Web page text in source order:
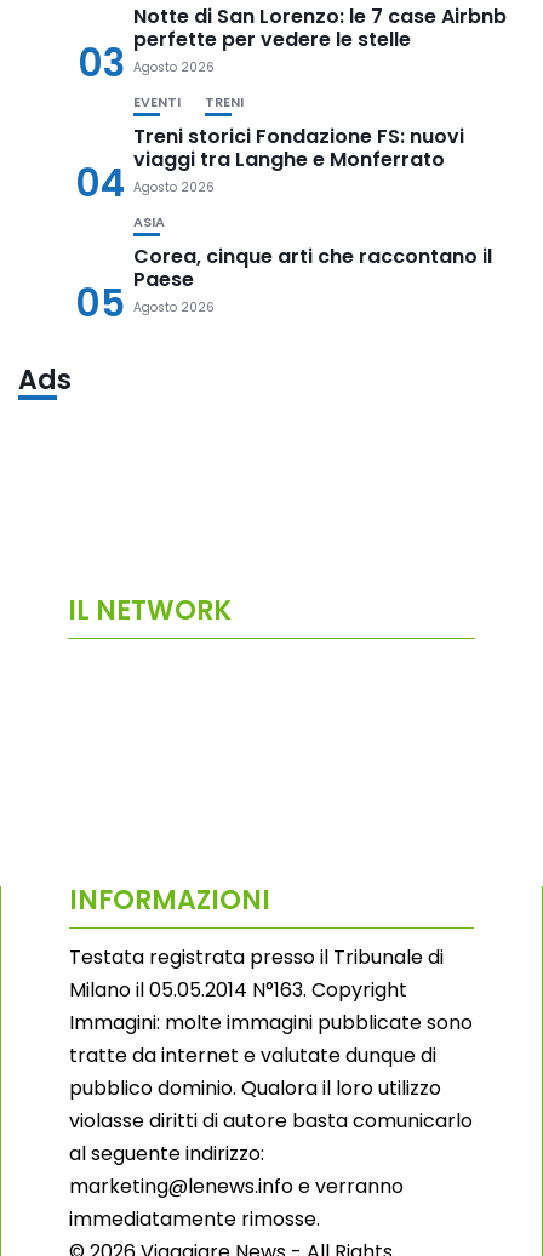
03
Notte di San Lorenzo: le 7 case Airbnb
perfette per vedere le stelle
Agosto 2026
04
EVENTI TRENI
Treni storici Fondazione FS: nuovi
viaggi tra Langhe e Monferrato
Agosto 2026
05
ASIA
Corea, cinque arti che raccontano il
Paese
Agosto 2026
Ads
IL NETWORK
INFORMAZIONI
Testata registrata presso il Tribunale di
Milano il 05.05.2014 N°163. Copyright
Immagini: molte immagini pubblicate sono
tratte da internet e valutate dunque di
pubblico dominio. Qualora il loro utilizzo
violasse diritti di autore basta comunicarlo
al seguente indirizzo:
marketing@lenews.info e verranno
immediatamente rimosse.